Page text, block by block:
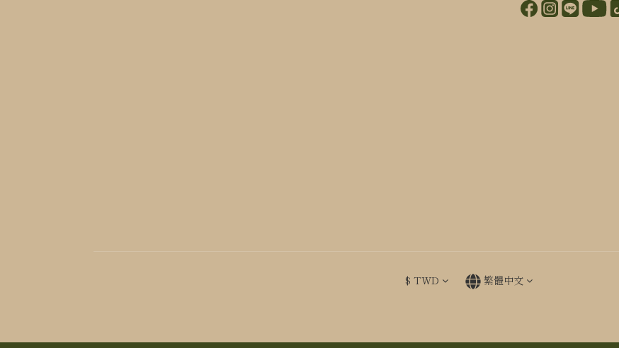
$ TWD 繁體中文